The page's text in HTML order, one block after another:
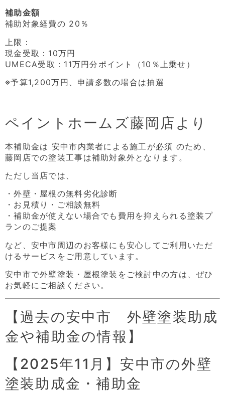
補助金額
補助対象経費の 20％
上限：
現金受取：10万円
UMECA受取：11万円分ポイント（10％上乗せ）
※予算1,200万円、申請多数の場合は抽選
ペイントホームズ藤岡店より
本補助金は 安中市内業者による施工が必須 のため、
藤岡店での塗装工事は補助対象外となります。
ただし当店では、
・外壁・屋根の無料劣化診断
・お見積り・ご相談無料
・補助金が使えない場合でも費用を抑えられる塗装プ
ランのご提案
など、安中市周辺のお客様にも安心してご利用いただ
けるサービスをご用意しています。
安中市で外壁塗装・屋根塗装をご検討中の方は、ぜひ
お気軽にご相談ください。
【過去の安中市 外壁塗装助成
金や補助金の情報】
【2025年11月】安中市の外壁
塗装助成金・補助金